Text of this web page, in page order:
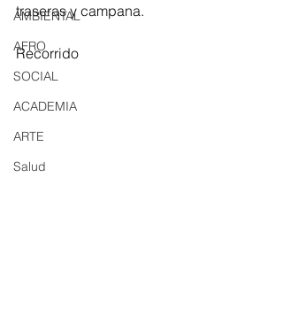
AMBIENTAL
AFRO
SOCIAL
ACADEMIA
ARTE
Salud
traseras y campana.
Recorrido